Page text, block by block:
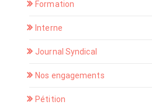
Formation
Interne
Journal Syndical
Nos engagements
Pétition